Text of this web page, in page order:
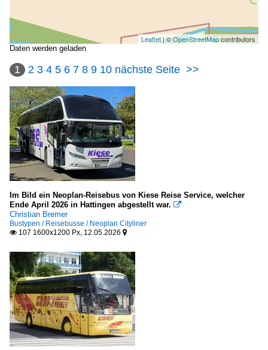
Leaflet| ©OpenStreetMapcontributors
Daten werden geladen
1 2 3 4 5 6 7 8 9 10 nächste Seite >>
Im Bild ein Neoplan-Reisebus von Kiese Reise Service, welcher
Ende April 2026 in Hattingen abgestellt war. 
Christian Bremer
Bustypen / Reisebusse / Neoplan Cityliner
 107 1600x1200 Px, 12.05.2026 